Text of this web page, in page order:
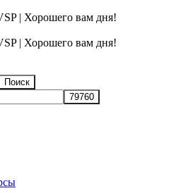
| Хорошего вам дня!
| Хорошего вам дня!